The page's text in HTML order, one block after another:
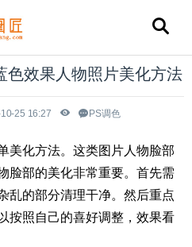
色效果人物照片美化方法
25 16:27 PS调色
化方法。这类图片人物脸部
脸部的美化非常重要。首先需
乱的部分清理干净。然后重点
按照自己的喜好调整，效果看